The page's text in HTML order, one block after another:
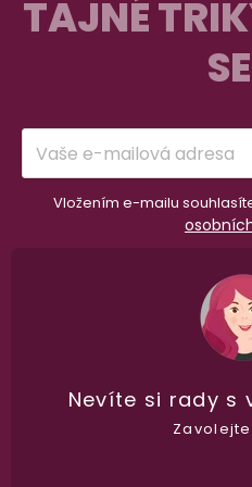
98%
TAJNÉ
Vložením e-mailu
Nevíte si rady s